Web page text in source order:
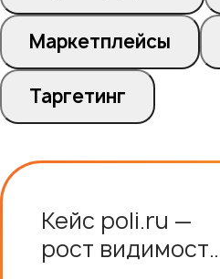
Маркетплейсы
Таргетинг
Кейс poli.ru —
рост